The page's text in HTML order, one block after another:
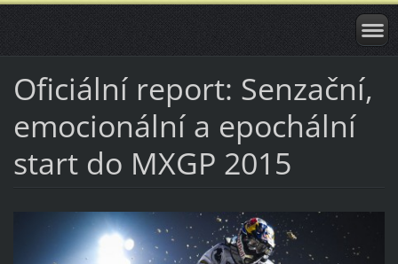
Oficiální report: Senzační,
emocionální a epochální
start do MXGP 2015